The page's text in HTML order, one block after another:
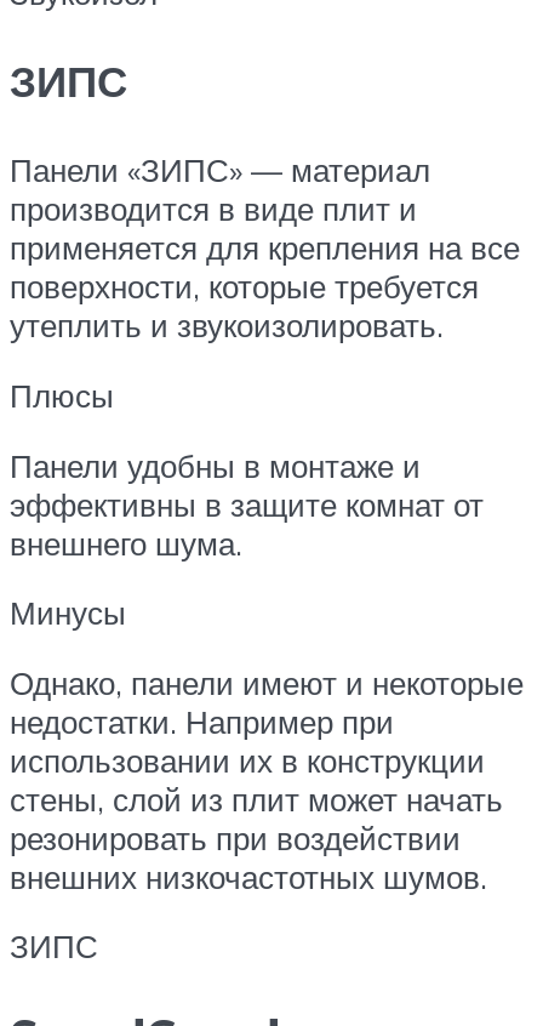
ЗИПС
Панели «ЗИПС» — материал
производится в виде плит и
применяется для крепления на все
поверхности, которые требуется
утеплить и звукоизолировать.
Плюсы
Панели удобны в монтаже и
эффективны в защите комнат от
внешнего шума.
Минусы
Однако, панели имеют и некоторые
недостатки. Например при
использовании их в конструкции
стены, слой из плит может начать
резонировать при воздействии
внешних низкочастотных шумов.
ЗИПС